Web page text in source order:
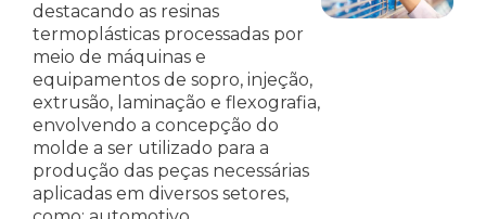
destacando as resinas
termoplásticas processadas por
meio de máquinas e
equipamentos de sopro, injeção,
extrusão, laminação e flexografia,
envolvendo a concepção do
molde a ser utilizado para a
produção das peças necessárias
aplicadas em diversos setores,